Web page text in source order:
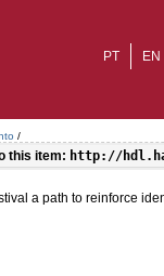
EN
PT
/
this item: http://
a path to reinforce